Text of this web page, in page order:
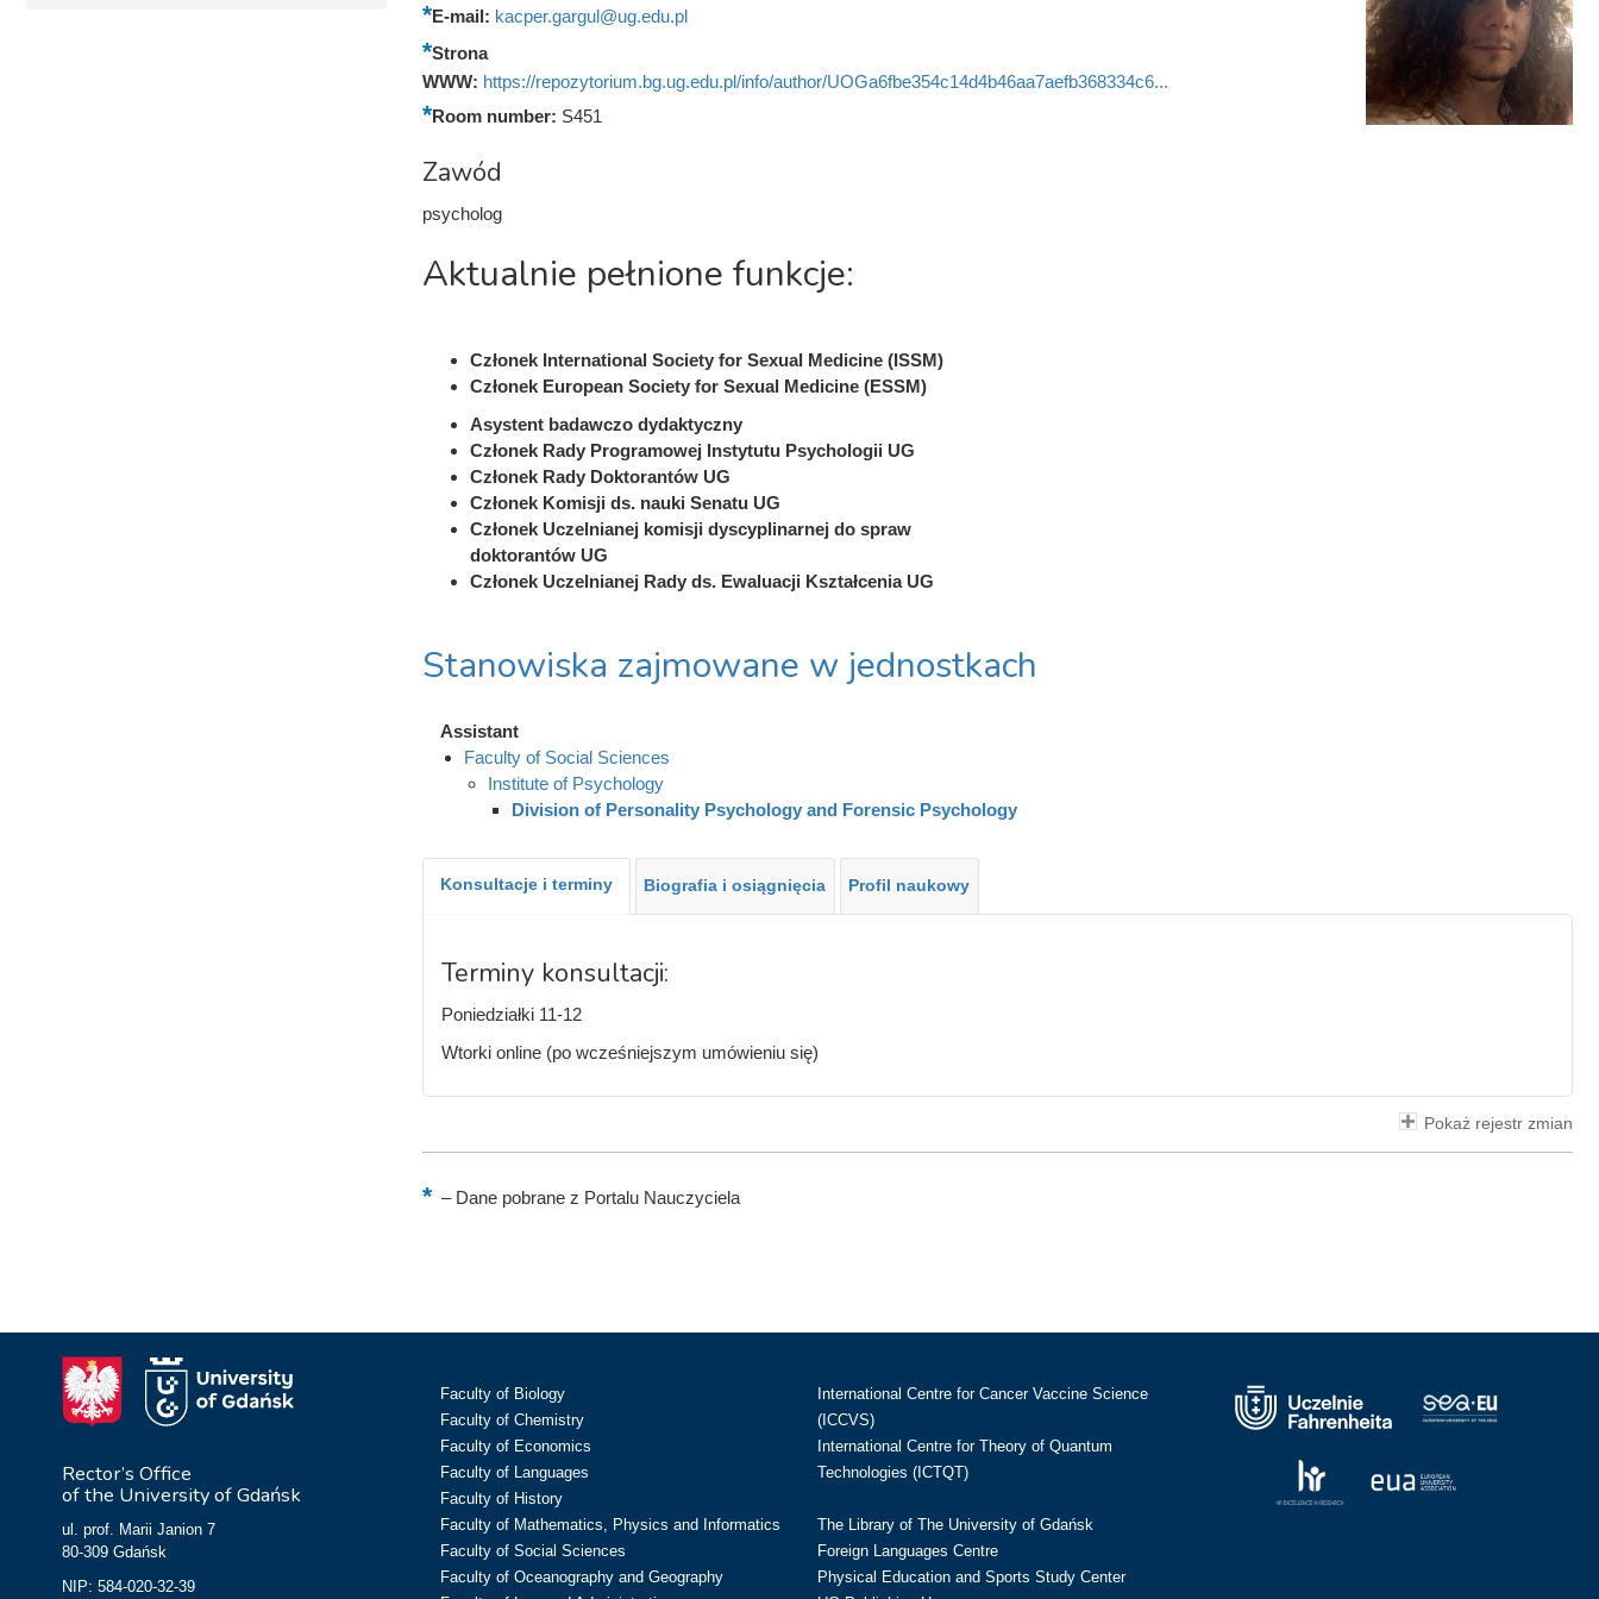
E-mail: kacper.gargul@ug.edu.pl
Strona
WWW: https://repozytorium.bg.ug.edu.pl/info/author/UOGa6fbe354c14d4b46aa7aefb368334c6...
Room number: S451
Zawód
psycholog
Aktualnie pełnione funkcje:
Członek International Society for Sexual Medicine (ISSM)
Członek European Society for Sexual Medicine (ESSM)
Asystent badawczo dydaktyczny
Członek Rady Programowej Instytutu Psychologii UG
Członek Rady Doktorantów UG
Członek Komisji ds. nauki Senatu UG
Członek Uczelnianej komisji dyscyplinarnej do spraw
doktorantów UG
Członek Uczelnianej Rady ds. Ewaluacji Kształcenia UG
Stanowiska zajmowane w jednostkach
Assistant
Faculty of Social Sciences
Institute of Psychology
Division of Personality Psychology and Forensic Psychology
Konsultacje i terminy Biografia i osiągnięcia Profil naukowy
Terminy konsultacji:
Poniedziałki 11-12
Wtorki online (po wcześniejszym umówieniu się)
Pokaż rejestr zmian
–Dane pobrane z Portalu Nauczyciela
Rector’s Office
of the University of Gdańsk
ul. prof. Marii Janion 7
80-309 Gdańsk
NIP: 584-020-32-39
Faculty of Biology
Faculty of Chemistry
Faculty of Economics
Faculty of Languages
Faculty of History
Faculty of Mathematics, Physics and Informatics
Faculty of Social Sciences
Faculty of Oceanography and Geography
International Centre for Cancer Vaccine Science
(ICCVS)
International Centre for Theory of Quantum
Technologies (ICTQT)
The Library of The University of Gdańsk
Foreign Languages Centre
Physical Education and Sports Study Center